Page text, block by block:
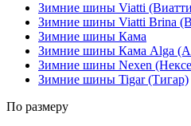
Зимние шины Viatti
Зимние шины Viatti Brina
Зимние шины Кама
Зимние шины Кама Alga
Зимние шины Nexen
Зимние шины Tigar (Тигар)
По размеру